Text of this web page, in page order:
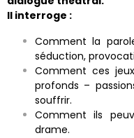
Il interroge :
Comment la
séduction,
Comment ces
profonds –
souffrir.
Comment ils
drame.